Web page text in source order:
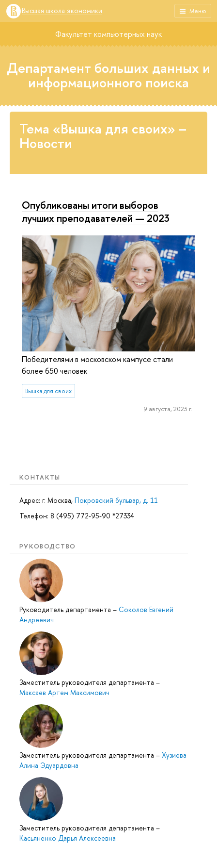
Меню
Высшая школа экономики
КОНТАКТЫ
Адрес: г. Москва, Покровский бульвар, д. 11
Телефон: 8 (495) 772-95-90 *27334
РУКОВОДСТВО
Руководитель департамента – Соколов Евгений
Андреевич
Заместитель руководителя департамента –
Максаев Артем Максимович
Заместитель руководителя департамента – Хузиева
Алина Эдуардовна
Заместитель руководителя департамента –
Касьяненко Дарья Алексеевна
Факультет компьютерных наук
Департамент больших данных и
информационного поиска
Тема «Вышка для своих» –
Новости
Опуб­ли­ко­ва­ны итоги выборов
лучших пре­по­да­ва­те­лей — 2023
Победителями в московском кампусе стали
более 650 человек
Вышка для своих
9 августа, 2023 г.